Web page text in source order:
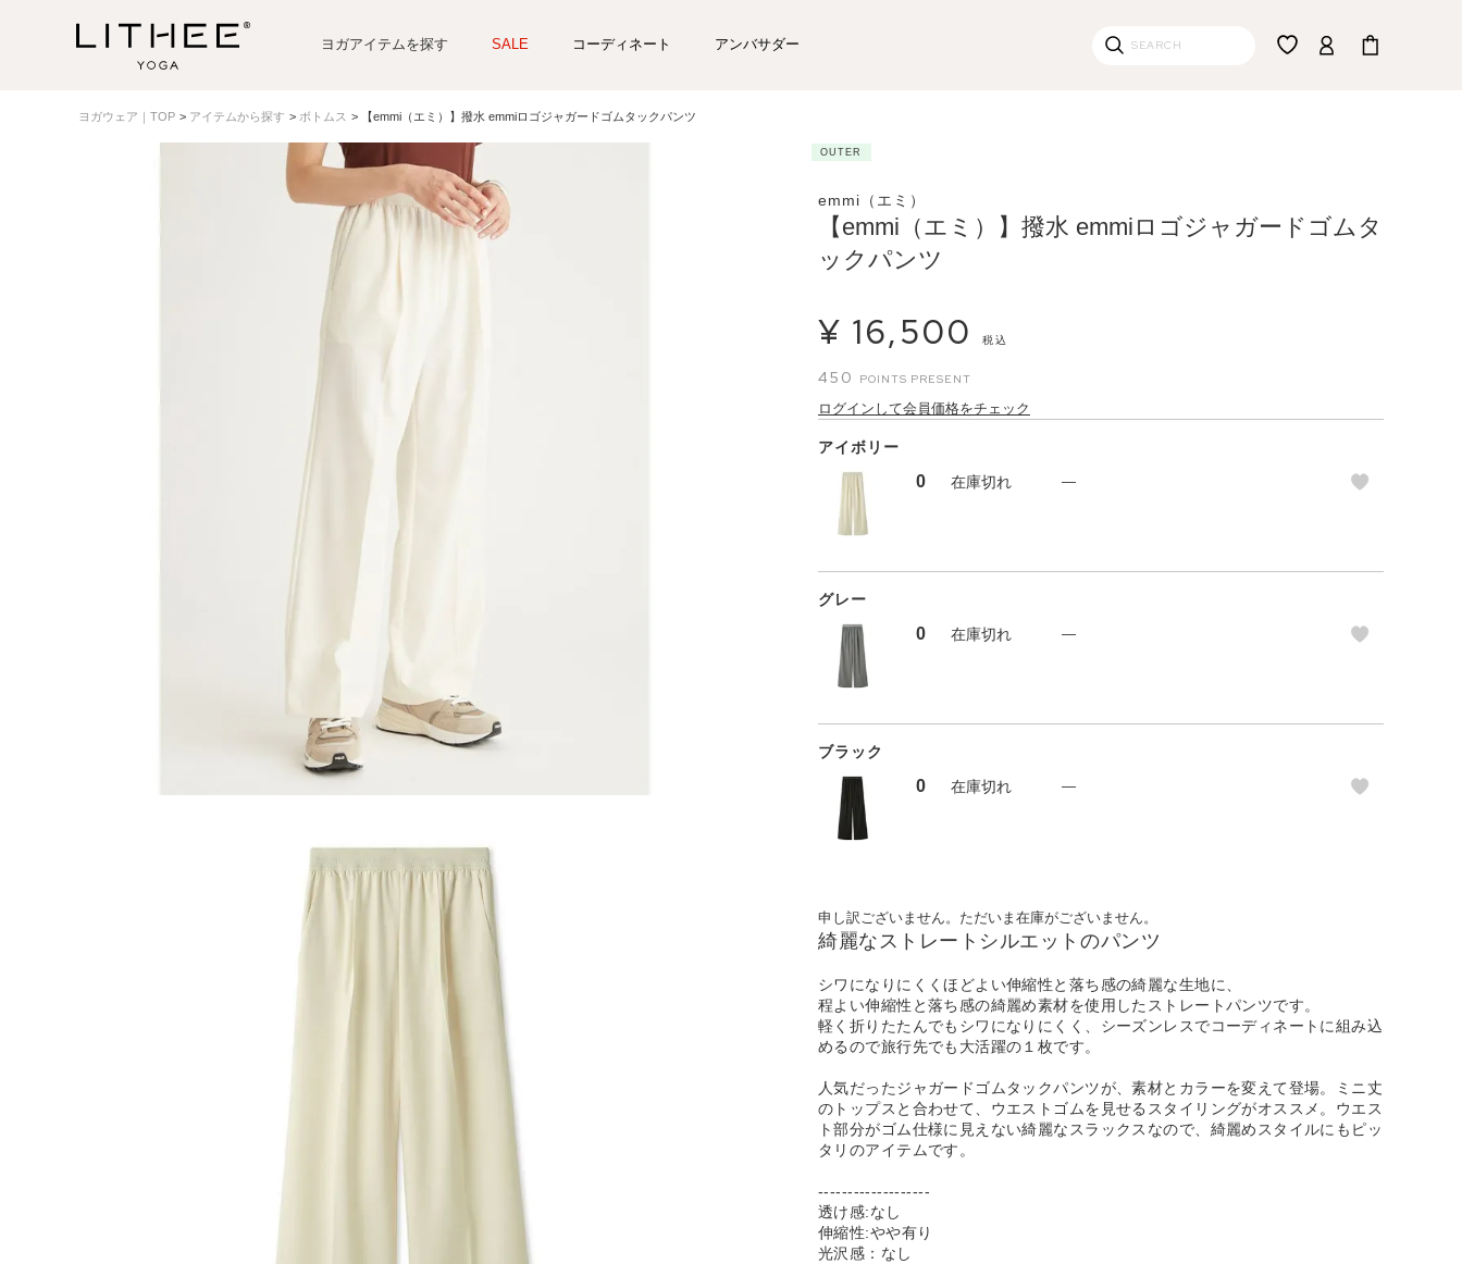
ヨガアイテムを探す SALE コーディネート アンバサダー
ヨガウェア｜TOP アイテムから探す ボトムス 【emmi（エミ）】撥水 emmiロゴジャガードゴムタックパンツ
OUTER
emmi（エミ）
【emmi（エミ）】撥水 emmiロゴジャガードゴムタ
ックパンツ
¥ 16,500 税込
450
ログインして会員価格をチェック
アイボリー
0 在庫切れ —
グレー
0 在庫切れ —
ブラック
0 在庫切れ —
申し訳ございません。ただいま在庫がございません。
綺麗なストレートシルエットのパンツ
シワになりにくくほどよい伸縮性と落ち感の綺麗な生地に、
程よい伸縮性と落ち感の綺麗め素材を使用したストレートパンツです。
軽く折りたたんでもシワになりにくく、シーズンレスでコーディネートに組み込
めるので旅行先でも大活躍の１枚です。
人気だったジャガードゴムタックパンツが、素材とカラーを変えて登場。ミニ丈
のトップスと合わせて、ウエストゴムを見せるスタイリングがオススメ。ウエス
ト部分がゴム仕様に見えない綺麗なスラックスなので、綺麗めスタイルにもピッ
タリのアイテムです。
-------------------
透け感:なし
伸縮性:やや有り
光沢感：なし